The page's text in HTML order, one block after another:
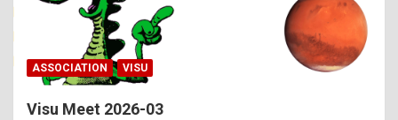
ASSOCIATION VISU
Visu Meet 2026-03